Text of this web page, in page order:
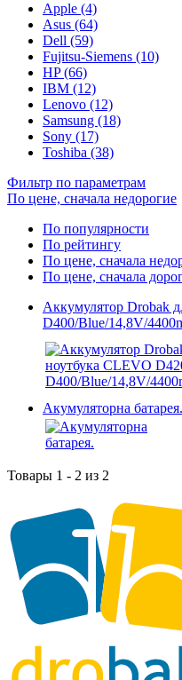
Apple (4)
Asus (64)
Dell (59)
Fujitsu-Siemens (10)
HP (66)
IBM (12)
Lenovo (12)
Samsung (18)
Sony (17)
Toshiba (38)
Фильтр по параметрам
По цене, сначала недорогие
По популярности
По рейтингу
По цене, сначала
По цене, сначала
Аккумулятор Drobak
D400/Blue/14,8V/
Акумуляторна батарея.
Товары 1 - 2 из 2